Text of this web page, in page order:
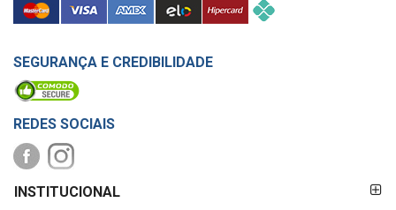
SEGURANÇA E CREDIBILIDADE
REDES SOCIAIS
PAGAMENTO
INSTITUCIONAL